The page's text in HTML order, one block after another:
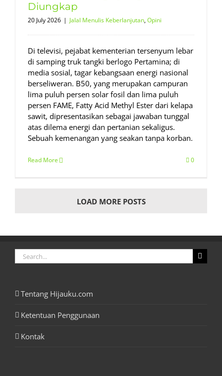
Diungkap
20 July 2026 | Jalal Menulis Keberlanjutan,Opini
Di televisi, pejabat kementerian tersenyum lebar
di samping truk tangki berlogo Pertamina; di
media sosial, tagar kebangsaan energi nasional
berseliweran. B50, yang merupakan campuran
lima puluh persen solar fosil dan lima puluh
persen FAME, Fatty Acid Methyl Ester dari kelapa
sawit, dipresentasikan sebagai jawaban tunggal
atas dilema energi dan pertanian sekaligus.
Sebuah kemenangan yang seakan tanpa korban.
Read More 0
LOAD MORE POSTS
Search
for:
Tentang Hijauku.com
Ketentuan Penggunaan
Kontak